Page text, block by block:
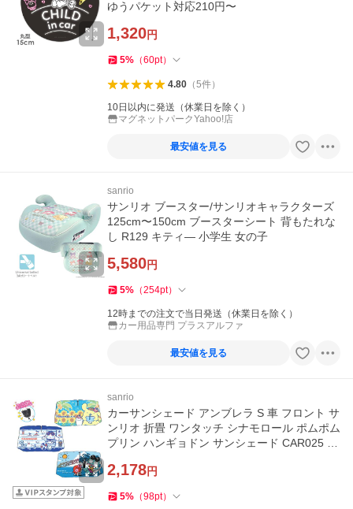
ゆうパケット対応210円〜
1,320円
5% （60pt）
4.80（5件）
10日以内に発送（休業日を除く）
マグネットパークYahoo!店
最安値を見る
sanrio
サンリオ ブースター/サンリオキャラクターズ
125cm〜150cm ブースターシート 背もたれな
し R129 キティ― 小学生 女の子
5,580円
5% （254pt）
12時までの注文で当日発送（休業日を除く）
カー用品専門 プラスアルファ
最安値を見る
sanrio
カーサンシェード アンブレラ S 車 フロント サ
ンリオ 折畳 ワンタッチ シナモロール ポムポム
プリン ハンギョドン サンシェード CAR025 C
2,178円
5% （98pt）